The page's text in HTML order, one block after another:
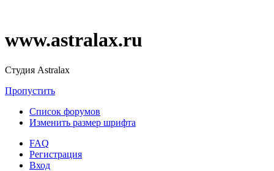
www.astralax.ru
Студия Astralax
Пропустить
Список форумов
Изменить размер шрифта
FAQ
Регистрация
Вход